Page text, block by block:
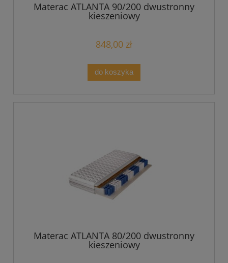
Materac ATLANTA 90/200 dwustronny
kieszeniowy
848,00 zł
do koszyka
Materac ATLANTA 80/200 dwustronny
kieszeniowy